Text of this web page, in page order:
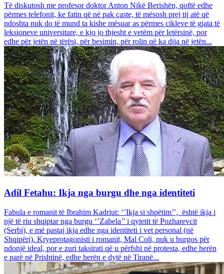
Të diskutosh me profesor doktor Anton Nikë Berishën, qoftë edhe
përmes telefonit, ke fatin që në pak çaste, të mësosh prej tij atë që
ndoshta nuk do të mund ta kishe mësuar as përmes cikleve të gjata të
leksioneve universitare, e kjo jo thjesht e vetëm për letërsinë, por
edhe për jetën në tërësi, për besimin, për rolin që ka dija në jetën...
Adil Fetahu: Ikja nga burgu dhe nga identiteti
Fabula e romanit të Ibrahim Kadriut: ‘’Ikja si shpëtim’’, është ikja i
një të riu shqiptar nga burgu ‘’Zabela’’ i qytetit të Pozharevcit
(Serbi), e më pastaj ikja edhe nga identiteti i vet personal (në
Shqipëri). Kryeprotagonisti i romanit, Mal Coli, nuk u burgos për
ndonjë ideal, por e zuri taksirati që u përfshi në protesta, edhe herën
e parë në Prishtinë, edhe herën e dytë në Tiranë...